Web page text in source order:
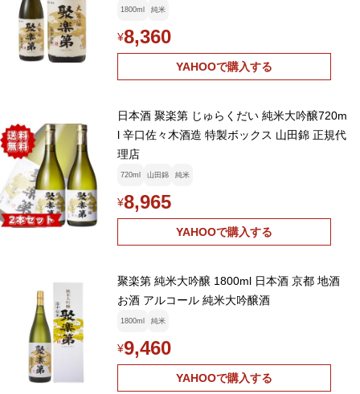
1800ml 純米
¥8,360
YAHOOで購入する
日本酒 聚楽第 じゅらくだい 純米大吟醸720m
l 辛口佐々木酒造 特製ボックス 山田錦 正規代
理店
720ml 山田錦 純米
¥8,965
YAHOOで購入する
聚楽第 純米大吟醸 1800ml 日本酒 京都 地酒
お酒 アルコール 純米大吟醸酒
1800ml 純米
¥9,460
YAHOOで購入する